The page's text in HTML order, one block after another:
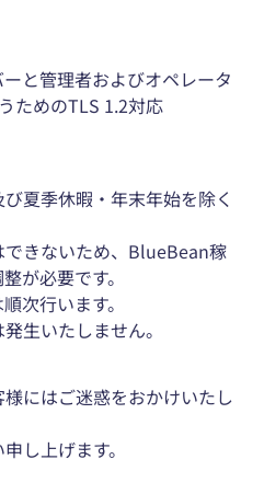
と管理者およびオペレータ
ためのTLS 1.2対応
夏季休暇・年末年始を除く
きないため、BlueBean稼
が必要です。
次行います。
生いたしません。
にはご迷惑をおかけいたし
し上げます。